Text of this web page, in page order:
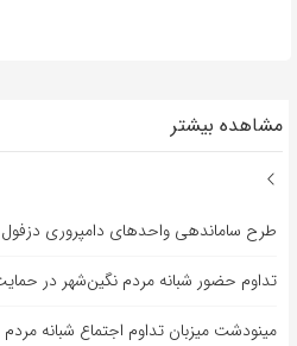
مشاهده بیشتر
طرح ساماندهی واحدهای دامپروری دزفول
تداوم حضور شبانه مردم نگین‌شهر در
مینودشت میزبان تداوم اجتماع شبانه مردم